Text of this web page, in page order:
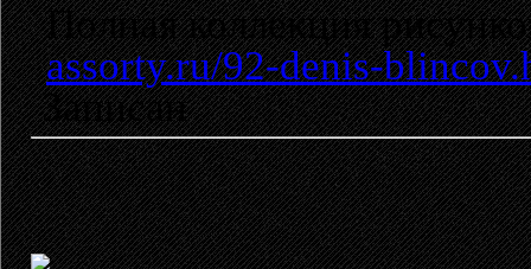
Полная коллекция
assorty.ru/92-denis-
Записан